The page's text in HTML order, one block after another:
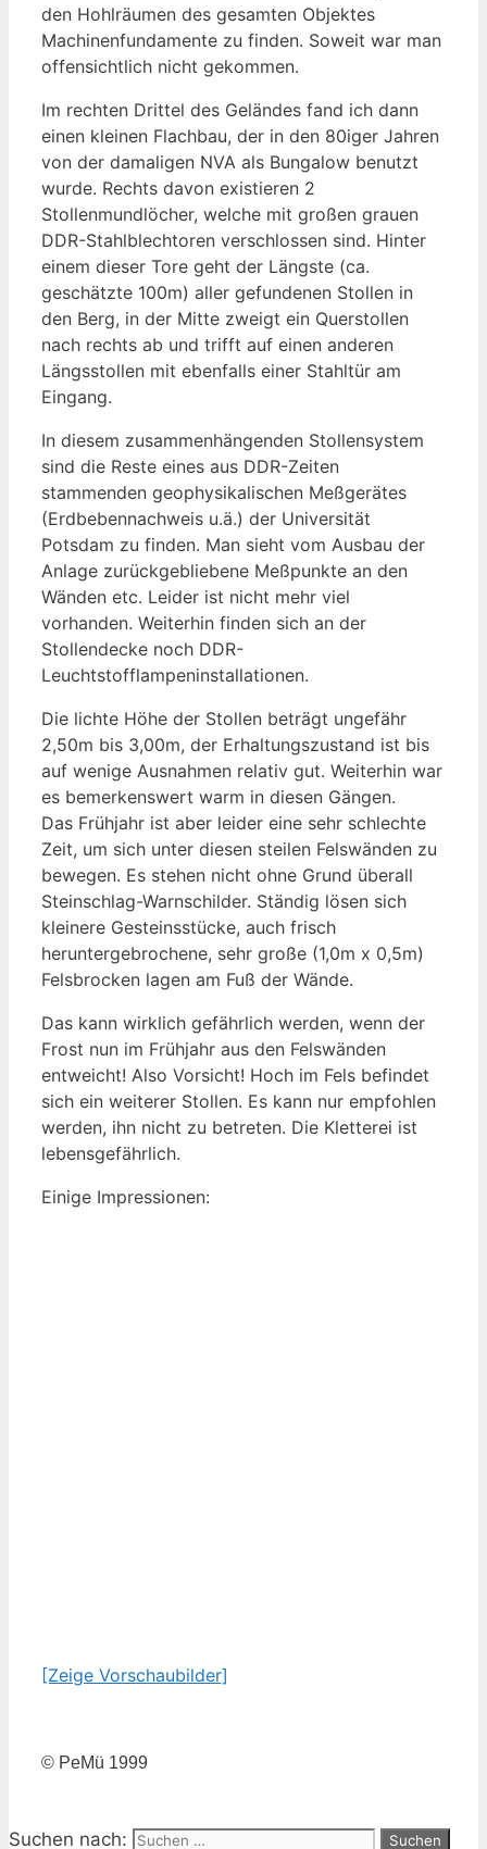
den Hohlräumen des gesamten Objektes
Machinenfundamente zu finden. Soweit war man
offensichtlich nicht gekommen.
Im rechten Drittel des Geländes fand ich dann
einen kleinen Flachbau, der in den 80iger Jahren
von der damaligen NVA als Bungalow benutzt
wurde. Rechts davon existieren 2
Stollenmundlöcher, welche mit großen grauen
DDR-Stahlblechtoren verschlossen sind. Hinter
einem dieser Tore geht der Längste (ca.
geschätzte 100m) aller gefundenen Stollen in
den Berg, in der Mitte zweigt ein Querstollen
nach rechts ab und trifft auf einen anderen
Längsstollen mit ebenfalls einer Stahltür am
Eingang.
In diesem zusammenhängenden Stollensystem
sind die Reste eines aus DDR-Zeiten
stammenden geophysikalischen Meßgerätes
(Erdbebennachweis u.ä.) der Universität
Potsdam zu finden. Man sieht vom Ausbau der
Anlage zurückgebliebene Meßpunkte an den
Wänden etc. Leider ist nicht mehr viel
vorhanden. Weiterhin finden sich an der
Stollendecke noch DDR-
Leuchtstofflampeninstallationen.
Die lichte Höhe der Stollen beträgt ungefähr
2,50m bis 3,00m, der Erhaltungszustand ist bis
auf wenige Ausnahmen relativ gut. Weiterhin war
es bemerkenswert warm in diesen Gängen.
Das Frühjahr ist aber leider eine sehr schlechte
Zeit, um sich unter diesen steilen Felswänden zu
bewegen. Es stehen nicht ohne Grund überall
Steinschlag-Warnschilder. Ständig lösen sich
kleinere Gesteinsstücke, auch frisch
heruntergebrochene, sehr große (1,0m x 0,5m)
Felsbrocken lagen am Fuß der Wände.
Das kann wirklich gefährlich werden, wenn der
Frost nun im Frühjahr aus den Felswänden
entweicht! Also Vorsicht! Hoch im Fels befindet
sich ein weiterer Stollen. Es kann nur empfohlen
werden, ihn nicht zu betreten. Die Kletterei ist
lebensgefährlich.
Einige Impressionen:
[Zeige Vorschaubilder]
© PeMü 1999
Suchen nach: